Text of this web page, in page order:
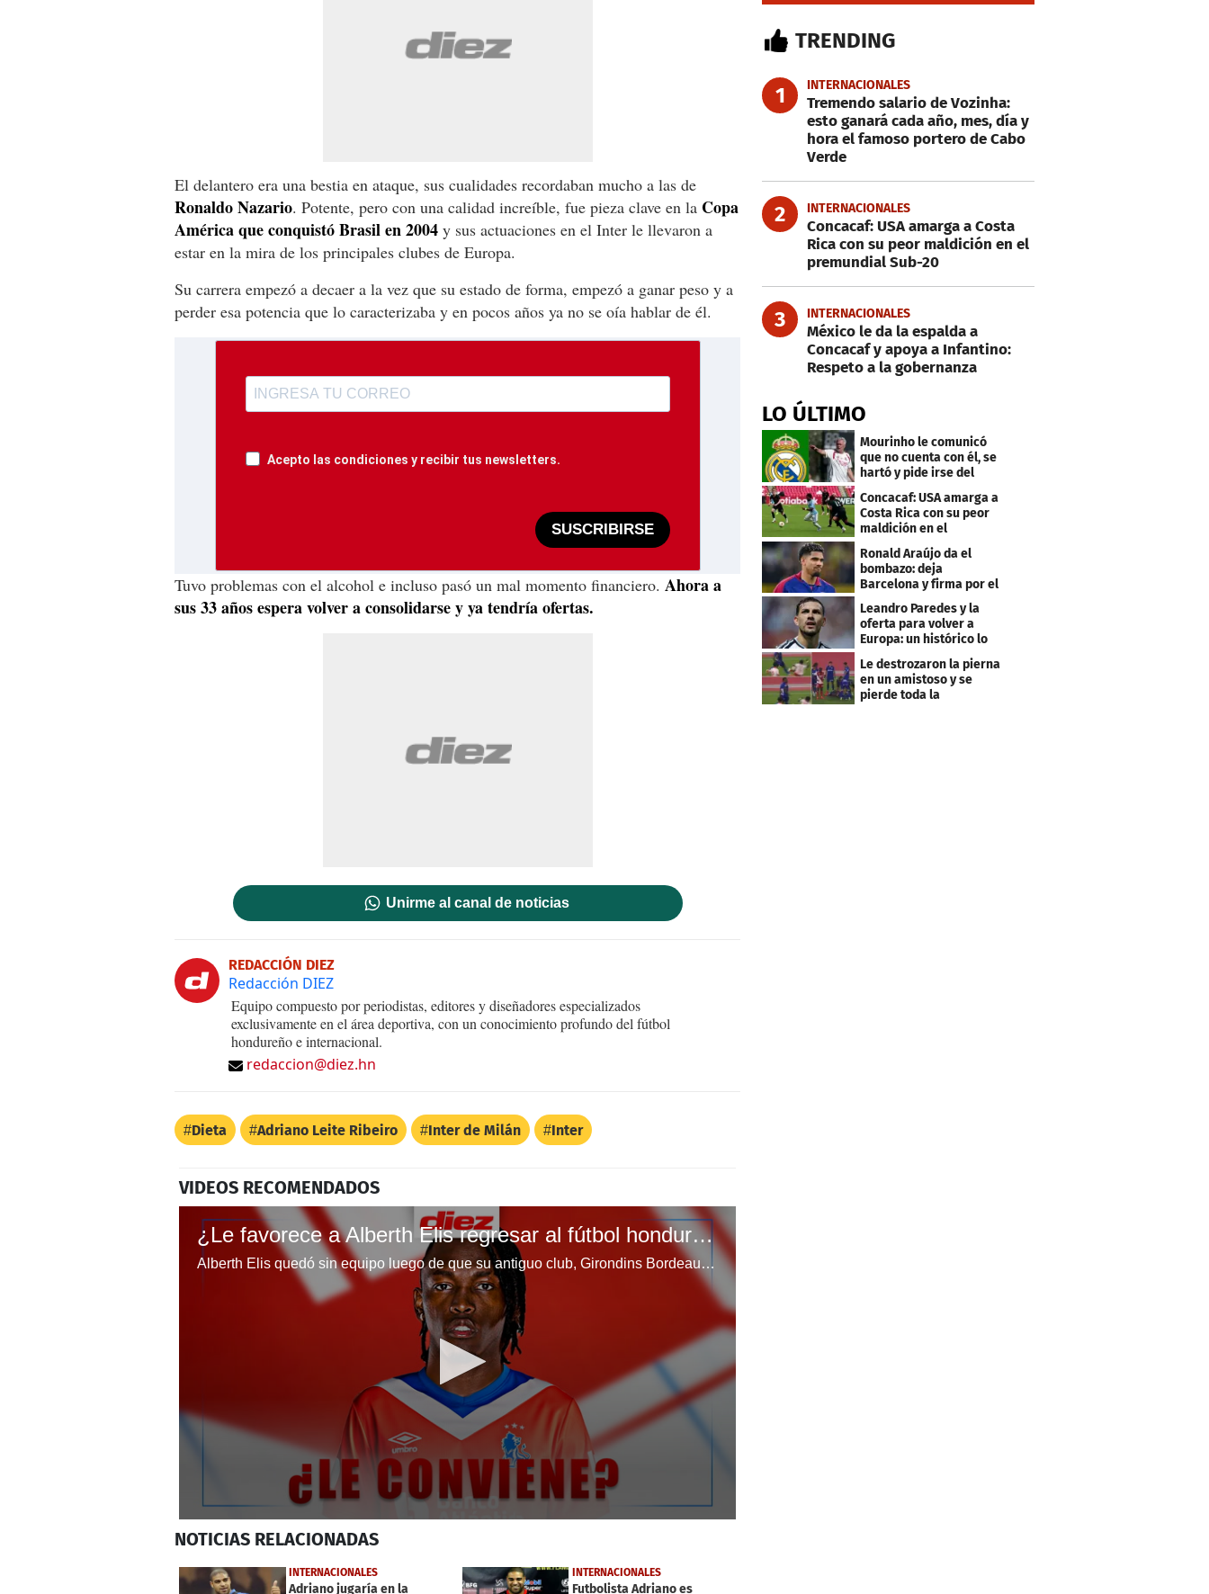
El delantero era una bestia en ataque, sus cualidades recordaban mucho a las de
Ronaldo Nazario. Potente, pero con una calidad increíble, fue pieza clave en la Copa
América que conquistó Brasil en 2004 y sus actuaciones en el Inter le llevaron a
estar en la mira de los principales clubes de Europa.
Su carrera empezó a decaer a la vez que su estado de forma, empezó a ganar peso y a
perder esa potencia que lo caracterizaba y en pocos años ya no se oía hablar de él.
Acepto las condiciones y recibir tus newsletters.
SUSCRIBIRSE
Tuvo problemas con el alcohol e incluso pasó un mal momento financiero. Ahora a
sus 33 años espera volver a consolidarse y ya tendría ofertas.
Unirme al canal de noticias
REDACCIÓN DIEZ
Redacción DIEZ
Equipo compuesto por periodistas, editores y diseñadores especializados
exclusivamente en el área deportiva, con un conocimiento profundo del fútbol
hondureño e internacional.
redaccion@diez.hn
Dieta Adriano Leite Ribeiro Inter de Milán Inter
VIDEOS RECOMENDADOS
¿Le favorece a Alberth Elis regresar al fútbol hondureño?
Alberth Elis quedó sin equipo luego de que su antiguo club, Girondins Bordeaux, desapareciera del fútbol profesional por problemas financieros. El futbolista hondureño intenta regresar a la plenitud futbolística y se ha incorporado a los entrenamientos del equipo de Pedro Troglio. Ante ello, nos preguntamos, ¿le favorece a Alberth Elis regresar al fútbol hondureño?
seconds
7
minutes,
NOTICIAS RELACIONADAS
INTERNACIONALES
Adriano jugaría en la
INTERNACIONALES
Futbolista Adriano es
TRENDING
1 INTERNACIONALES
Tremendo salario de Vozinha:
esto ganará cada año, mes, día y
hora el famoso portero de Cabo
Verde
2 INTERNACIONALES
Concacaf: USA amarga a Costa
Rica con su peor maldición en el
premundial Sub-20
3 INTERNACIONALES
México le da la espalda a
Concacaf y apoya a Infantino:
Respeto a la gobernanza
LO ÚLTIMO
Mourinho le comunicó
que no cuenta con él, se
hartó y pide irse del
Concacaf: USA amarga a
Costa Rica con su peor
maldición en el
premundial Sub-20
Ronald Araújo da el
bombazo: deja
Barcelona y firma por el
club menos pensado
Leandro Paredes y la
oferta para volver a
Europa: un histórico lo
Le destrozaron la pierna
en un amistoso y se
pierde toda la